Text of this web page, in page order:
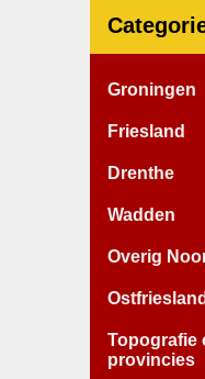
Groningen
Friesland
Drenthe
Wadden
Overig
Ostfriesland
Topografie
provincies